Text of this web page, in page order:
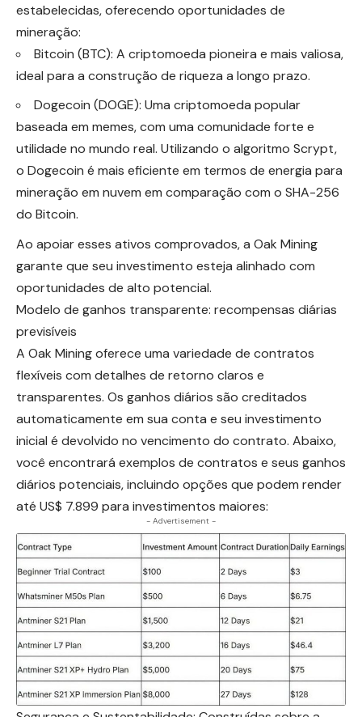
estabelecidas, oferecendo oportunidades de
mineração:
Bitcoin (BTC): A criptomoeda pioneira e mais valiosa,
ideal para a construção de riqueza a longo prazo.
Dogecoin (DOGE): Uma criptomoeda popular
baseada em memes, com uma comunidade forte e
utilidade no mundo real. Utilizando o algoritmo Scrypt,
o Dogecoin é mais eficiente em termos de energia para
mineração em nuvem em comparação com o SHA-256
do Bitcoin.
Ao apoiar esses ativos comprovados, a Oak Mining
garante que seu investimento esteja alinhado com
oportunidades de alto potencial.
Modelo de ganhos transparente: recompensas diárias
previsíveis
A Oak Mining oferece uma variedade de contratos
flexíveis com detalhes de retorno claros e
transparentes. Os ganhos diários são creditados
automaticamente em sua conta e seu investimento
inicial é devolvido no vencimento do contrato. Abaixo,
você encontrará exemplos de contratos e seus ganhos
diários potenciais, incluindo opções que podem render
até US$ 7.899 para investimentos maiores:
- Advertisement -